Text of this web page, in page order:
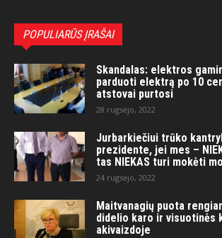
POPULIARŪS ĮRAŠAI
Skandalas: elektros
parduoti elektrą po 10
atstovai purtosi
28 rugsėjo, 2022
Jurbarkiečiui trūko
prezidente, jei mes –
tas NIEKAS turi mokėti
24 rugsėjo, 2022
Maitvanagių puota
didelio karo ir visuotinės
akivaizdoje